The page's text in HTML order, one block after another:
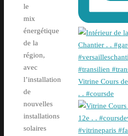
le
mix
énergétique
de la
région,
avec
l’installation
de
nouvelles
installations
solaires
Vitrine Cours
. . #coursde